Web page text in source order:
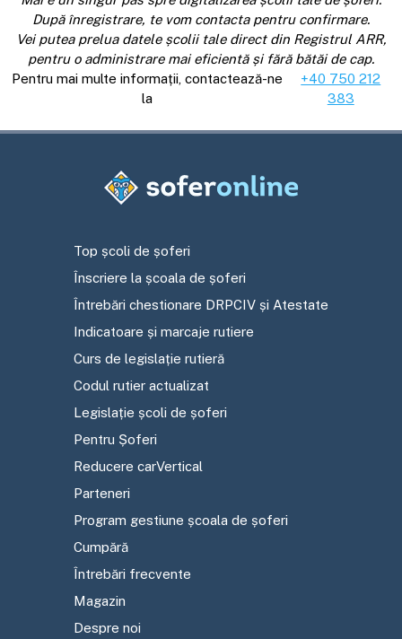
După înregistrare, te vom contacta pentru confirmare.
Vei putea prelua datele școlii tale direct din Registrul ARR,
pentru o administrare mai eficientă și fără bătăi de cap.
Pentru mai multe informații, contactează-ne
la
+40 750 212
383
Top școli de șoferi
Înscriere la școala de șoferi
Întrebări chestionare DRPCIV și Atestate
Indicatoare și marcaje rutiere
Curs de legislație rutieră
Codul rutier actualizat
Legislație școli de șoferi
Pentru Șoferi
Reducere carVertical
Parteneri
Program gestiune școala de șoferi
Cumpără
Întrebări frecvente
Magazin
Despre noi